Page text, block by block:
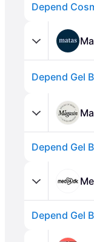
Depend
Depend Gel
Depend Gel
Depend Gel